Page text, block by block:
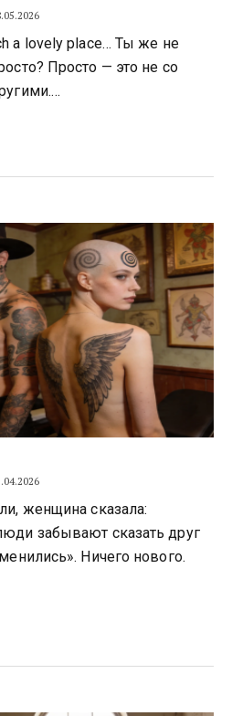
a lovely place… Ты же не
Просто — это не со
женщина сказала:
забывают сказать друг
Ничего нового.